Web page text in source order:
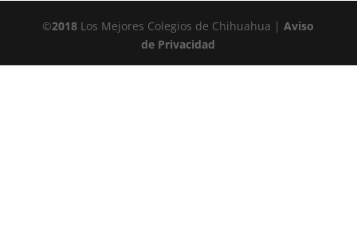
©2018 Los Mejores Colegios de Chihuahua |Aviso
de Privacidad